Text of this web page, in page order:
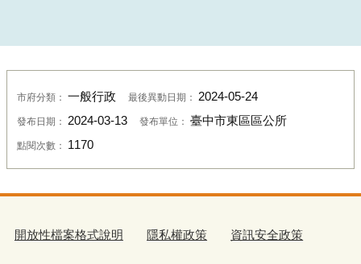
市府分類： 一般行政 最後異動日期： 2024-05-24
發布日期： 2024-03-13 發布單位： 臺中市東區區公所
點閱次數： 1170
開放性檔案格式說明 隱私權政策 資訊安全政策